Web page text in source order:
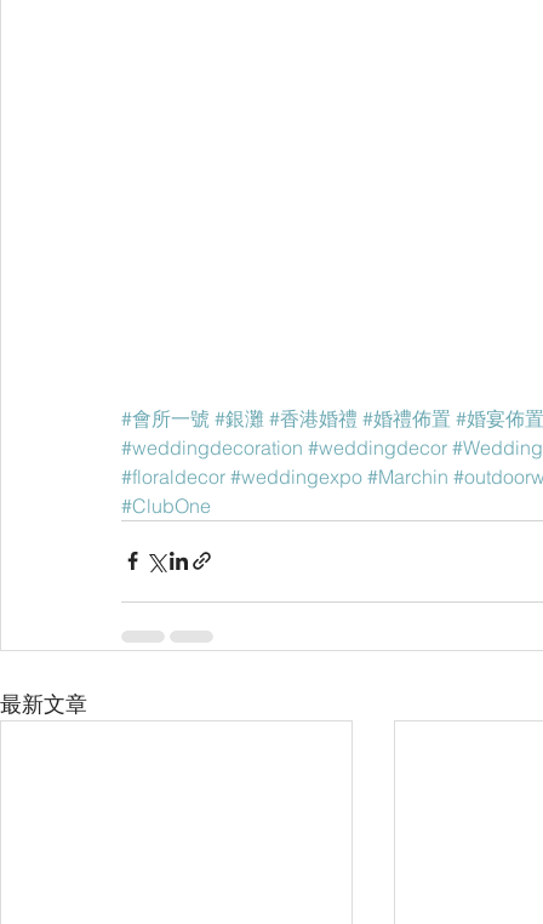
#會所一號 #銀灘 #香港婚禮 #婚禮佈置 #婚宴佈置
#weddingdecoration #weddingdecor #Wedding
#floraldecor #weddingexpo #Marchin
#ClubOne
最新文章